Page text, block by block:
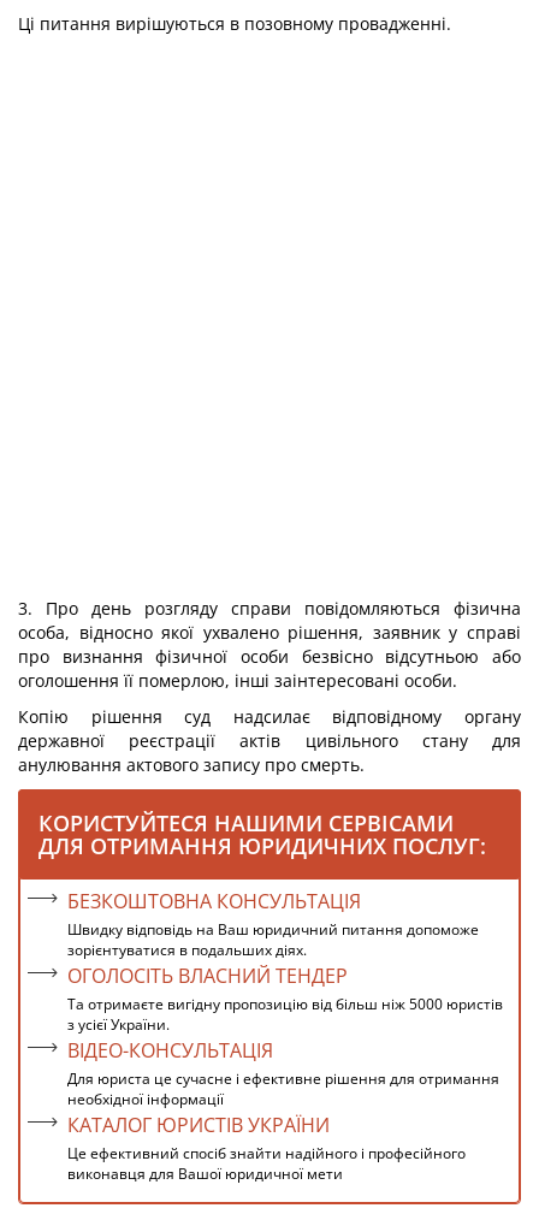
Ці питання вирішуються в позовному провадженні.
3. Про день розгляду справи повідомляються фізична
особа, відносно якої ухвалено рішення, заявник у справі
про визнання фізичної особи безвісно відсутньою або
оголошення її померлою, інші заінтересовані особи.
Копію рішення суд надсилає відповідному органу
державної реєстрації актів цивільного стану для
анулювання актового запису про смерть.
КОРИСТУЙТЕСЯ НАШИМИ СЕРВІСАМИ
ДЛЯ ОТРИМАННЯ ЮРИДИЧНИХ ПОСЛУГ:
БЕЗКОШТОВНА КОНСУЛЬТАЦІЯ
Швидку відповідь на Ваш юридичний питання допоможе
зорієнтуватися в подальших діях.
ОГОЛОСІТЬ ВЛАСНИЙ ТЕНДЕР
Та отримаєте вигідну пропозицію від більш ніж 5000 юристів
з усієї України.
ВІДЕО-КОНСУЛЬТАЦІЯ
Для юриста це сучасне і ефективне рішення для отримання
необхідної інформації
КАТАЛОГ ЮРИСТІВ УКРАЇНИ
Це ефективний спосіб знайти надійного і професійного
виконавця для Вашої юридичної мети